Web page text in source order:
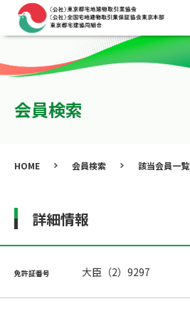
会員検索
HOME 会員検索 該当会員一覧
詳細情報
免許証番号 大臣（2）9297